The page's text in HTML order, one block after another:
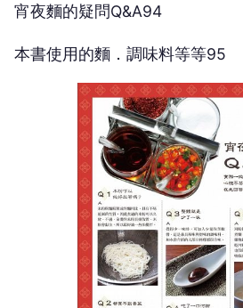
宵夜麵的疑問Q&A94
本書使用的麵．調味料等等95